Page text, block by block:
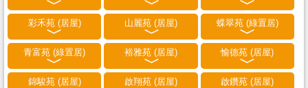
彩禾苑 (居屋) 山麗苑 (居屋) 蝶翠苑 (綠置居)
青富苑 (綠置居) 裕雅苑 (居屋) 愉德苑 (居屋)
錦駿苑 (居屋) 啟翔苑 (居屋) 啟鑽苑 (居屋)